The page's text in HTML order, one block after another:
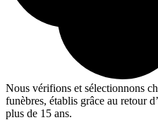
Nous vérifions et sélectionnons
funèbres, établis grâce au retour
plus de 15 ans.